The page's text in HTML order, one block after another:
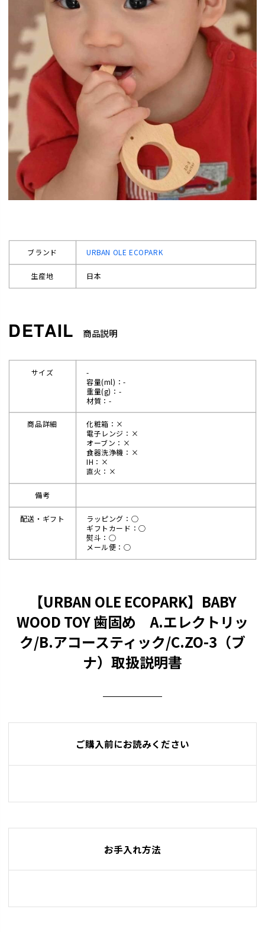
ブランド URBAN OLE ECOPARK
生産地 日本
商品説明
サイズ
-
容量(ml)：-
重量(g)：-
材質：-
商品詳細
化粧箱：×
電子レンジ：×
オーブン：×
食器洗浄機：×
IH：×
直火：×
備考
配送・ギフト
ラッピング：◯
ギフトカード：◯
熨斗：◯
メール便：◯
【URBAN OLE ECOPARK】BABY
WOOD TOY 歯固め A.エレクトリッ
ク/B.アコースティック/C.ZO-3（ブ
ナ）取扱説明書
ご購入前にお読みください
お手入れ方法